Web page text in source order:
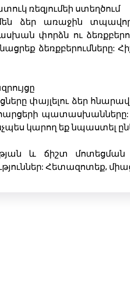
ռեզյումեի ստեղծում
ձեր առաջին
փորձն ու
ձեռքբերումները:
փայլելու ձեր
պատասխանները:
կարող եք նպաստել
և ճիշտ
Հետազոտեք,